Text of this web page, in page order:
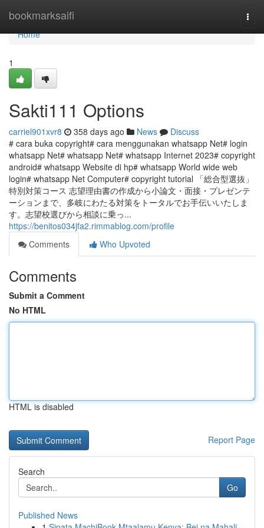
bookmarksaifi
Home
Home
1
Sakti111 Options
carriel901xvr8 358 days ago News
Discuss
# cara buka copyright# cara menggunakan whatsapp Net# login
whatsapp Net# whatsapp Net# whatsapp Internet 2023# copyright
android# whatsapp Website di hp# whatsapp World wide web
login# whatsapp Net Computer# copyright tutorial 「総合型選抜」
特別対策コース 志望理由書の作成から小論文・面接・プレゼンテ
ーションまで、多岐にわたる対策をトータルでお手伝いいたしま
す。志望校選びから相談に乗っ...
https://benitos034jfa2.rimmablog.com/profile
Comments
Who Upvoted
Comments
Submit a Comment
No HTML
HTML is disabled
Report Page
Search
Go
Published News